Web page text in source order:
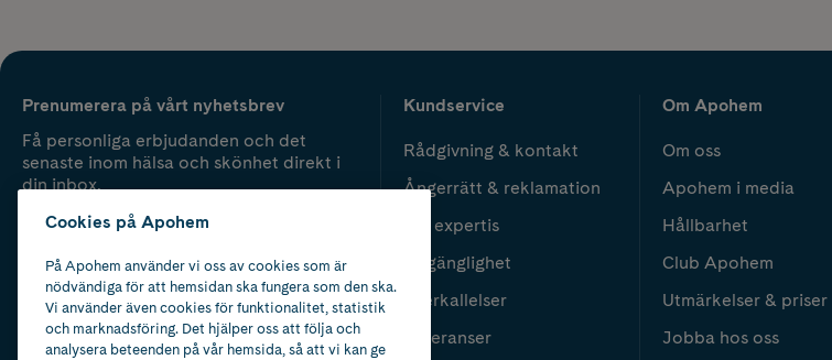
Prenumerera på vårt nyhetsbrev
Få personliga erbjudanden och det
senaste inom hälsa och skönhet direkt i
din inbox.
Kundservice
Rådgivning & kontakt
Ångerrätt & reklamation
Vår expertis
Tillgänglighet
Återkallelser
Leveranser
Om Apohem
Om oss
Apohem i media
Hållbarhet
Club Apohem
Utmärkelser & priser
Jobba hos oss
Cookies på Apohem
På Apohem använder vi oss av cookies som är
nödvändiga för att hemsidan ska fungera som den ska.
Vi använder även cookies för funktionalitet, statistik
och marknadsföring. Det hjälper oss att följa och
analysera beteenden på vår hemsida, så att vi kan ge